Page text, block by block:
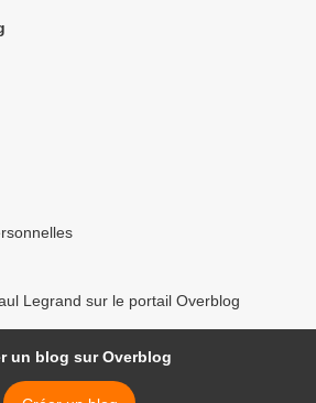
Legrand sur le portail Overblog
un blog sur Overblog